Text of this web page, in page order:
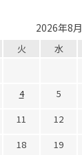
2026年8月
火 水
4 5
11 12
18 19